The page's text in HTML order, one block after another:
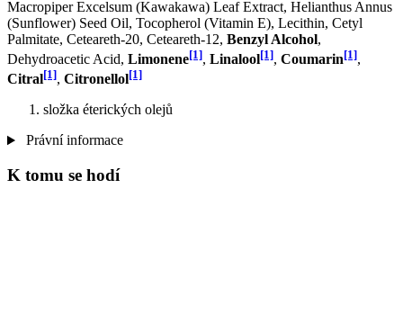
Macropiper Excelsum (Kawakawa) Leaf Extract, Helianthus Annus
(Sunflower) Seed Oil, Tocopherol (Vitamin E), Lecithin, Cetyl
Palmitate, Ceteareth-20, Ceteareth-12, Benzyl Alcohol,
Dehydroacetic Acid, Limonene[1], Linalool[1], Coumarin[1],
Citral[1], Citronellol[1]
složka éterických olejů
Právní informace
K tomu se hodí